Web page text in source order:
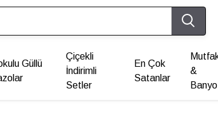
Güllü
Çiçekli
İndirimli
Setler
En Çok
Satanlar
&
Banyo